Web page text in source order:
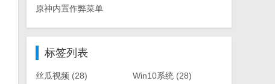
原神内置作弊菜单
标签列表
丝瓜视频 (28) Win10系统 (28)